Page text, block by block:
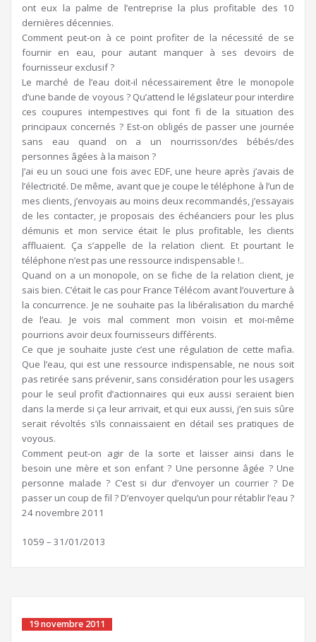
ont eux la palme de l’entreprise la plus profitable des 10
dernières décennies.
Comment peut-on à ce point profiter de la nécessité de se
fournir en eau, pour autant manquer à ses devoirs de
fournisseur exclusif ?
Le marché de l’eau doit-il nécessairement être le monopole
d’une bande de voyous ? Qu’attend le législateur pour interdire
ces coupures intempestives qui font fi de la situation des
principaux concernés ? Est-on obligés de passer une journée
sans eau quand on a un nourrisson/des bébés/des
personnes âgées à la maison ?
J’ai eu un souci une fois avec EDF, une heure après j’avais de
l’électricité. De même, avant que je coupe le téléphone à l’un de
mes clients, j’envoyais au moins deux recommandés, j’essayais
de les contacter, je proposais des échéanciers pour les plus
démunis et mon service était le plus profitable, les clients
affluaient. Ça s’appelle de la relation client. Et pourtant le
téléphone n’est pas une ressource indispensable !..
Quand on a un monopole, on se fiche de la relation client, je
sais bien. C’était le cas pour France Télécom avant l’ouverture à
la concurrence. Je ne souhaite pas la libéralisation du marché
de l’eau. Je vois mal comment mon voisin et moi-même
pourrions avoir deux fournisseurs différents.
Ce que je souhaite juste c’est une régulation de cette mafia.
Que l’eau, qui est une ressource indispensable, ne nous soit
pas retirée sans prévenir, sans considération pour les usagers
pour le seul profit d’actionnaires qui eux aussi seraient bien
dans la merde si ça leur arrivait, et qui eux aussi, j’en suis sûre
serait révoltés s’ils connaissaient en détail ses pratiques de
voyous.
Comment peut-on agir de la sorte et laisser ainsi dans le
besoin une mère et son enfant ? Une personne âgée ? Une
personne malade ? C’est si dur d’envoyer un courrier ? De
passer un coup de fil ? D’envoyer quelqu’un pour rétablir l’eau ?
24 novembre 2011
1059 – 31/01/2013
19 novembre 2011